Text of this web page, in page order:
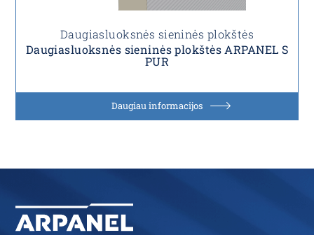
Daugiasluoksnės sieninės plokštės
Daugiasluoksnės sieninės plokštės ARPANEL S
PUR
Daugiau informacijos